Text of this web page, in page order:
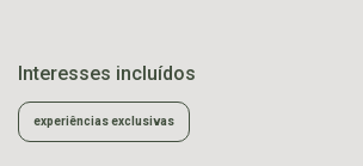
Interesses incluídos
experiências exclusivas